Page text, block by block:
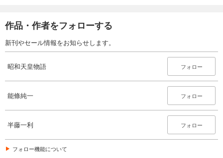
作品・作者をフォローする
新刊やセール情報をお知らせします。
昭和天皇物語 フォロー
能條純一 フォロー
半藤一利 フォロー
フォロー機能について